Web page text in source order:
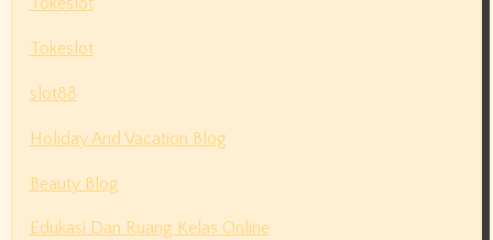
Tokeslot
slot88
Holiday And Vacation Blog
Beauty Blog
Edukasi Dan Ruang Kelas Online